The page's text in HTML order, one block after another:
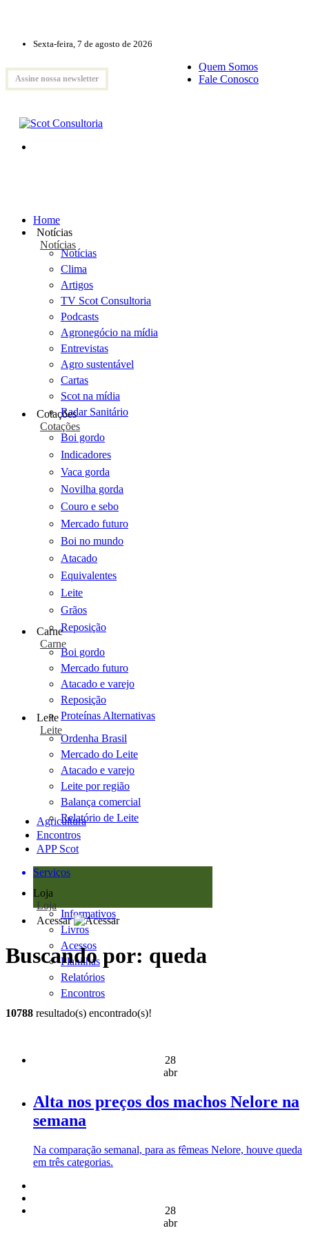
Sexta-feira, 7 de agosto de 2026
Assine nossa newsletter
Quem Somos
Fale Conosco
Home
Notícias
Notícias
Notícias
Clima
Artigos
TV Scot Consultoria
Podcasts
Agronegócio na mídia
Entrevistas
Agro sustentável
Cartas
Scot na mídia
Radar Sanitário
Cotações
Cotações
Boi gordo
Indicadores
Vaca gorda
Novilha gorda
Couro e sebo
Mercado futuro
Boi no mundo
Atacado
Equivalentes
Leite
Grãos
Reposição
Carne
Carne
Boi gordo
Mercado futuro
Atacado e varejo
Reposição
Proteínas Alternativas
Leite
Leite
Ordenha Brasil
Mercado do Leite
Atacado e varejo
Leite por região
Balança comercial
Relatório de Leite
Agricultura
Encontros
APP Scot
Serviços
Loja
Loja
Informativos
Livros
Acessos
Planilhas
Relatórios
Encontros
Acessar
Buscando por: queda
10788 resultado(s) encontrado(s)!
28
abr
Alta nos preços dos machos Nelore na
semana
Na comparação semanal, para as fêmeas Nelore, houve queda
em três categorias.
28
abr